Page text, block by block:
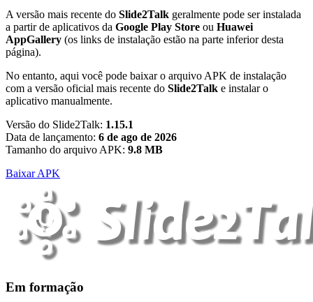
A versão mais recente do Slide2Talk geralmente pode ser instalada
a partir de aplicativos da Google Play Store ou Huawei
AppGallery (os links de instalação estão na parte inferior desta
página).
No entanto, aqui você pode baixar o arquivo APK de instalação
com a versão oficial mais recente do Slide2Talk e instalar o
aplicativo manualmente.
Versão do Slide2Talk: 1.15.1
Data de lançamento: 6 de ago de 2026
Tamanho do arquivo APK: 9.8 MB
Baixar APK
Em formação